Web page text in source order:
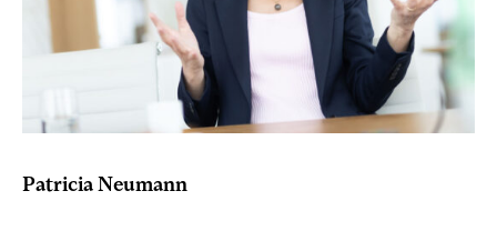
Patricia Neumann